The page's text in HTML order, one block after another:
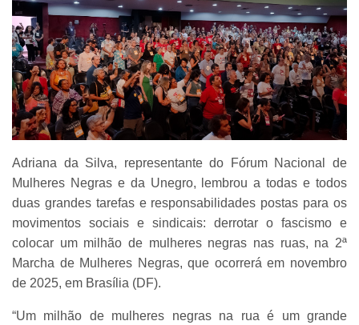
Adriana da Silva, representante do Fórum Nacional de
Mulheres Negras e da Unegro, lembrou a todas e todos
duas grandes tarefas e responsabilidades postas para os
movimentos sociais e sindicais: derrotar o fascismo e
colocar um milhão de mulheres negras nas ruas, na 2ª
Marcha de Mulheres Negras, que ocorrerá em novembro
de 2025, em Brasília (DF).
“Um milhão de mulheres negras na rua é um grande